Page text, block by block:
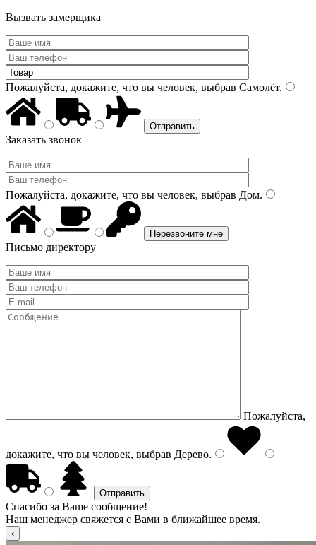
Вызвать замерщика
Пожалуйста, докажите, что вы человек, выбрав Самолёт.
Заказать звонок
Пожалуйста, докажите, что вы человек, выбрав Дом.
Письмо директору
Пожалуйста,
докажите, что вы человек, выбрав Дерево.
Спасибо за Ваше сообщение!
Наш менеджер свяжется с Вами в ближайшее время.